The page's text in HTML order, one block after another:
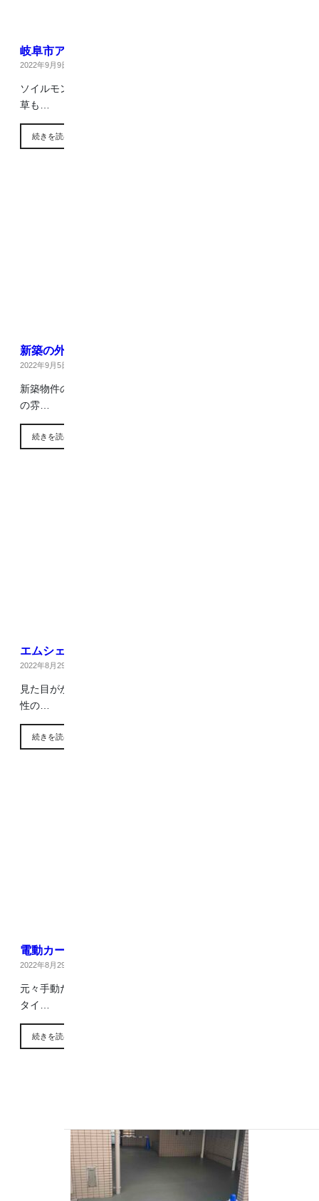
岐阜市アダプトプログラム
2022年9月9日
ソイルモンキー達による街の一斉清掃！！ ゴミはもちろん雑
草も…
続きを読む
新築の外構工事
2022年9月5日
新築物件の外構を施工いたしました！ スタイリッシュなお家
の雰…
続きを読む
エムシェード
2022年8月29日
見た目がかっこよくて強度もある『エムシェード』 デザイン
性の…
続きを読む
電動カーポート
2022年8月29日
元々手動だったカーポートの門を電動に変更しました！ この
タイ…
続きを読む